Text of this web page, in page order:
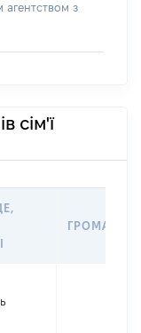
агентством з
сім'ї